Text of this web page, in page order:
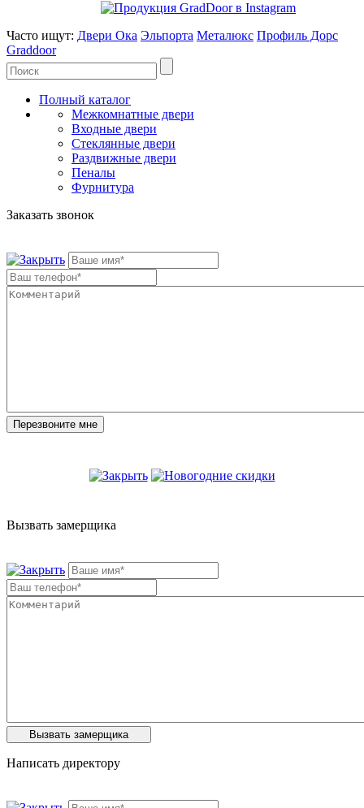
Часто ищут: Двери Ока Эльпорта Металюкс Профиль Дорс
Graddoor
Полный каталог
Межкомнатные двери
Входные двери
Стеклянные двери
Раздвижные двери
Пеналы
Фурнитура
Заказать звонок
Вызвать замерщика
Написать директору